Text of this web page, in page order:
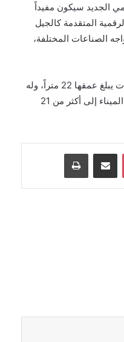
الجديد سيكون مفيداً
المتقدمة كالجيل
الصناعات المختلفة،
تجدر الإشارة أن تيانجين ميناء حديث يضم محطات تبلغ حمولتها 300 ألف طن وبقنوات يبلغ عمقها 22 متراً، وله
213 مرسى من أنواع مختلفة. وفي عام 2022، تجاوز عدد الحاويات التي تعامل معها الميناء إلى أكثر من 21
‫Pocket مشاركة عبر البريد طباعة